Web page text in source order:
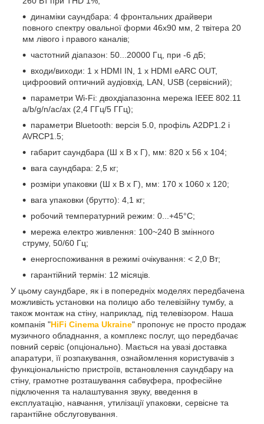
динаміки саундбара: 4 фронтальних драйвери
повного спектру овальної форми 46х90 мм, 2 твітера 20
мм лівого і правого каналів;
частотний діапазон: 50...20000 Гц, при -6 дБ;
входи/виходи: 1 x HDMI IN, 1 x HDMI eARC OUT,
цифроовий оптичний аудіовхід, LAN, USB (сервісний);
параметри Wi-Fi: двохдіапазонна мережа IEEE 802.11
a/b/g/n/ac/ax (2,4 ГГц/5 ГГц);
параметри Bluetooth: версія 5.0, профіль A2DP1.2 і
AVRCP1.5;
габарит саундбара (Ш x В x Г), мм: 820 x 56 x 104;
вага саундбара: 2,5 кг;
розміри упаковки (Ш x В x Г), мм: 170 x 1060 x 120;
вага упаковки (брутто): 4,1 кг;
робочий температурний режим: 0...+45°C;
мережа електро живлення: 100~240 В змінного
струму, 50/60 Гц;
енергоспоживання в режимі очікування: < 2,0 Вт;
гарантійний термін: 12 місяців.
У цьому саундбаре, як і в попередніх моделях передбачена
можливість установки на полицю або телевізійну тумбу, а
також монтаж на стіну, наприклад, під телевізором. Наша
компанія "HiFi Cinema Ukraine" пропонує не просто продаж
музичного обладнання, а комплекс послуг, що передбачає
повний сервіс (опціонально). Мається на увазі доставка
апаратури, її розпакування, ознайомлення користувачів з
функціональністю пристроїв, встановлення саундбару на
стіну, грамотне розташування сабвуфера, професійне
підключення та налаштування звуку, введення в
експлуатацію, навчання, утилізації упаковки, сервісне та
гарантійне обслуговування.